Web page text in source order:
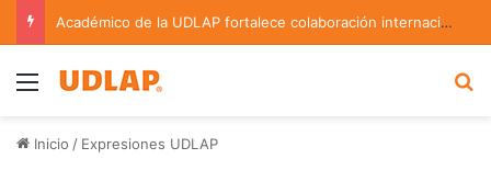
Académico de la UDLAP fortalece colaboración internacional con estancia de investigación en Argentina
Menu
Inicio / Expresiones UDLAP